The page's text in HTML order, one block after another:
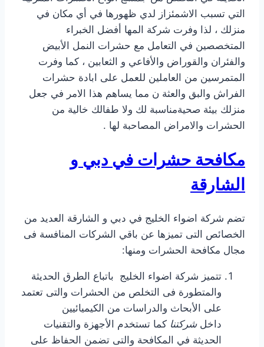
التي تسبب الاشمئزاز لدي ظهورها في أي مكان في
منزلك ، لذا وفرت شركة المها أفضل الخبراء
المتخصصين في التعامل مع حشرات النمل الأبيض
والفئران والقوراض والأفاعي و الثعابين ، كما وفرت
المتمرسين من العاملين للعمل على ابادة حشرات
الفراش والبق والعثة ن مما يساهم هذا الامر في جعل
منزلك بيئة صحيةمناسبة لك ولا طفالك خالية من
الحشرات والامراض المصاحبة لها .
مكافحة حشرات في دبي و
الشارقة
تضم شركة اضواء الخليج في دبي و الشارقة العديد من
الخصائص التى تميزها عن باقي الشركات المنافسة فى
مجال مكافحة الحشرات ومنها:
تتميز شركة اضواء الخليج باتباع الطرق الحديثة
والمتطورة فى التخلص من الحشرات والتى تعتمد
على الأبحاث والدراسات من الكيميائيين
داخلشركتنا كما تستخدم الأجهزة والتقنيات
الحديثة في المكافحة والتى تضمن الحفاظ على